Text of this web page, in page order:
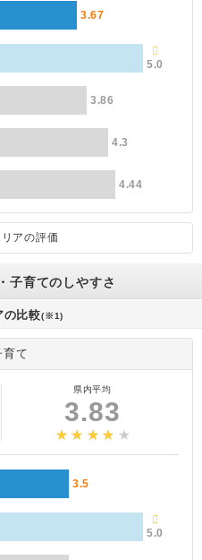
3.67
5.0
3.86
4.3
4.44
アの評価
子育てのしやすさ
の比較(※1)
育て
県内平均
3.83
3.5
5.0